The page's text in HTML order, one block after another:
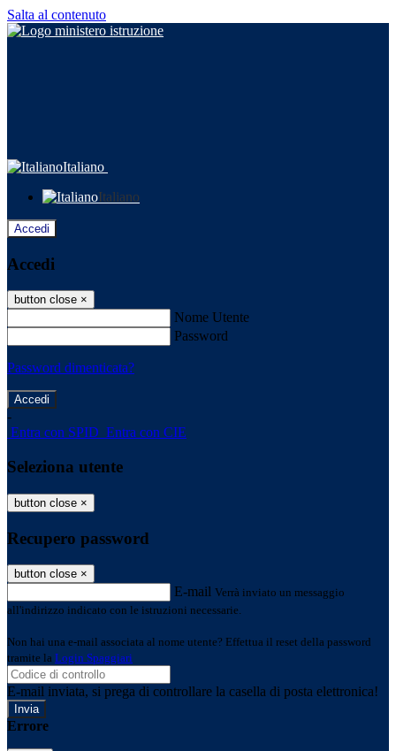
Salta al contenuto
Italiano
Italiano
Accedi
Accedi
button close ×
Nome Utente
Password
Password dimenticata?
-
Entra con SPID Entra con CIE
Seleziona utente
button close ×
Recupero password
button close ×
E-mail Verrà inviato un messaggio
all'indirizzo indicato con le istruzioni necessarie.
Non hai una e-mail associata al nome utente? Effettua il reset della password
tramite la Login Spaggiari
E-mail inviata, si prega di controllare la casella di posta elettronica!
Errore